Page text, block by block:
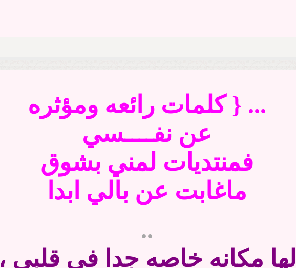
... { كلمات رائعه ومؤثره
عن نفــــسي
فمنتديات لمني بشوق
ماغابت عن بالي ابدا
..
لها مكانه خاصه جدا في قلبي ،